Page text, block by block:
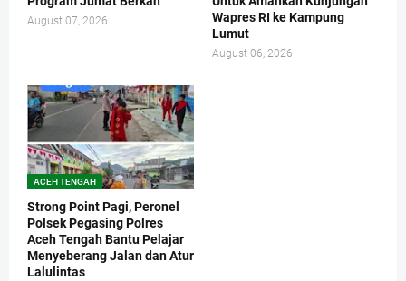
August 07, 2026
Wapres RI ke Kampung
Lumut
August 06, 2026
ACEH TENGAH
Strong Point Pagi, Peronel
Polsek Pegasing Polres
Aceh Tengah Bantu Pelajar
Menyeberang Jalan dan Atur
Lalulintas